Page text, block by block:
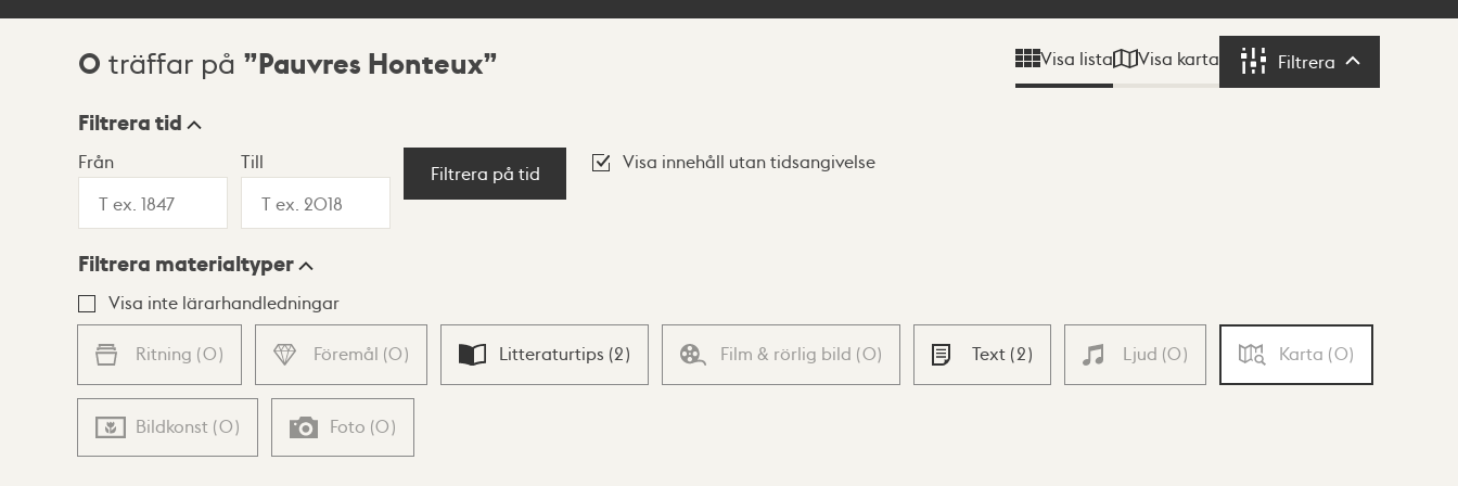
Sökresultat
0 träffar på Pauvres Honteux Visa lista Visa karta Filtrera Filtrera
Visningsläge
Lista Karta
Filtrera tid
Från Till
Filtrera på tid
Visa innehåll utan tidsangivelse
Filtrera materialtyper
Visa inte lärarhandledningar
Ritning (0) Föremål (0) Litteraturtips (2) Film & rörlig bild (0) Text (2) Ljud (0) Karta (0)
Bildkonst (0) Foto (0)